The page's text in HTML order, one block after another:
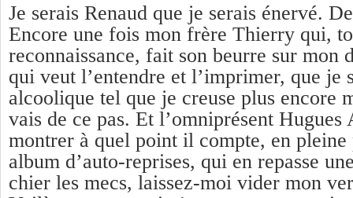
Je serais Renaud que je serais énervé.
Encore une fois mon frère Thierry qui,
reconnaissance, fait son beurre sur mon
qui veut l’entendre et l’imprimer, que je
alcoolique tel que je creuse plus encore
vais de ce pas. Et l’omniprésent
montrer à quel point il compte, en pleine
album d’auto-reprises, qui en repasse
chier les mecs, laissez-moi vider mon